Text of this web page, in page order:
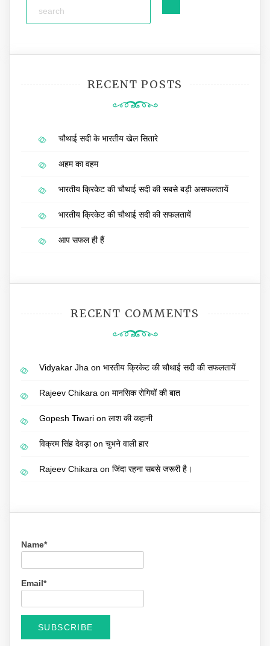
RECENT POSTS
चौथाई सदी के भारतीय खेल सितारे
अहम का वहम
भारतीय क्रिकेट की चौथाई सदी की सबसे बड़ी असफलतायें
भारतीय क्रिकेट की चौथाई सदी की सफलतायें
आप सफल ही हैं
RECENT COMMENTS
Vidyakar Jha on भारतीय क्रिकेट की चौथाई सदी की सफलतायें
Rajeev Chikara on मानसिक रोगियों की बात
Gopesh Tiwari on लाश की कहानी
विक्रम सिंह देवड़ाon चुभने वाली हार
Rajeev Chikara on जिंदा रहना सबसे जरूरी है।
Name*
Email*